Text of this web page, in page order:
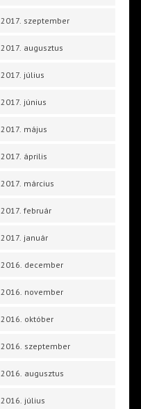
2017. szeptember
2017. augusztus
2017. július
2017. június
2017. május
2017. április
2017. március
2017. február
2017. január
2016. december
2016. november
2016. október
2016. szeptember
2016. augusztus
2016. július